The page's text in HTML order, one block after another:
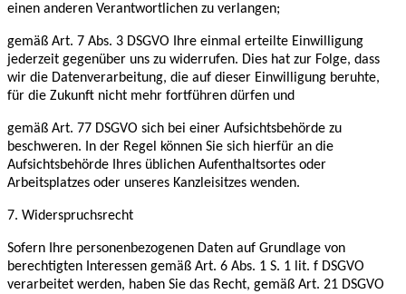
einen anderen Verantwortlichen zu verlangen;
gemäß Art. 7 Abs. 3 DSGVO Ihre einmal erteilte Einwilligung
jederzeit gegenüber uns zu widerrufen. Dies hat zur Folge, dass
wir die Datenverarbeitung, die auf dieser Einwilligung beruhte,
für die Zukunft nicht mehr fortführen dürfen und
gemäß Art. 77 DSGVO sich bei einer Aufsichtsbehörde zu
beschweren. In der Regel können Sie sich hierfür an die
Aufsichtsbehörde Ihres üblichen Aufenthaltsortes oder
Arbeitsplatzes oder unseres Kanzleisitzes wenden.
7. Widerspruchsrecht
Sofern Ihre personenbezogenen Daten auf Grundlage von
berechtigten Interessen gemäß Art. 6 Abs. 1 S. 1 lit. f DSGVO
verarbeitet werden, haben Sie das Recht, gemäß Art. 21 DSGVO